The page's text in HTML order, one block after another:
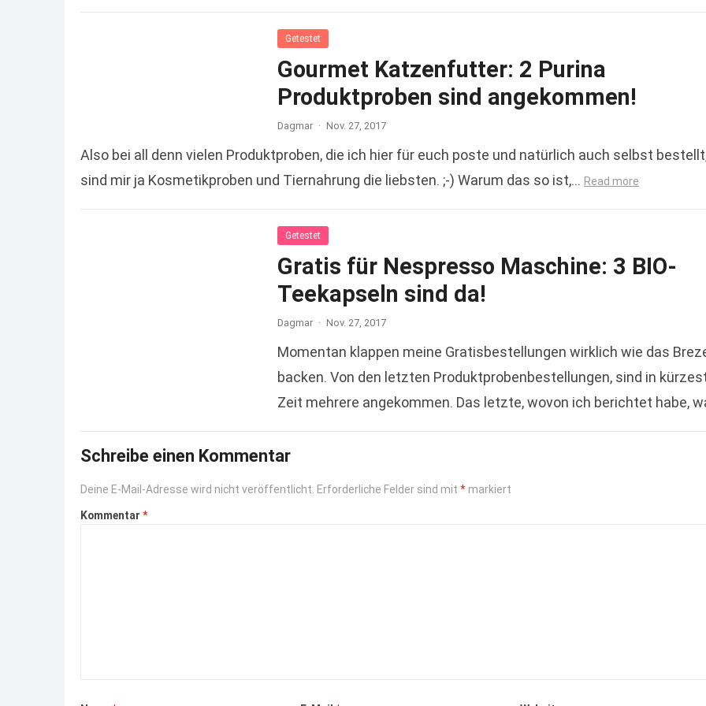
Getestet
Gourmet Katzenfutter: 2 Purina
Produktproben sind angekommen!
Dagmar · Nov. 27, 2017
Also bei all denn vielen Produktproben, die ich hier für euch poste und natürlich auch selbst
sind mir ja Kosmetikproben und Tiernahrung die liebsten. ;-) Warum das so ist,… Read more
Getestet
Gratis für Nespresso Maschine: 3 BIO-
Teekapseln sind da!
Dagmar · Nov. 27, 2017
Momentan klappen meine Gratisbestellungen wirklich wie das
backen. Von den letzten Produktprobenbestellungen, sind in
Zeit mehrere angekommen. Das letzte, wovon ich berichtet habe,
Schreibe einen Kommentar
Deine E-Mail-Adresse wird nicht veröffentlicht. Erforderliche Felder sind mit * markiert
Kommentar *